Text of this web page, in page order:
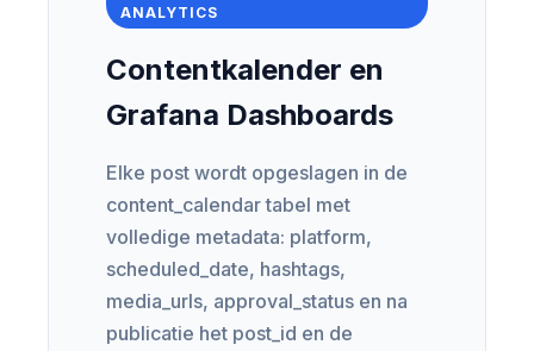
ANALYTICS
Contentkalender en
Grafana Dashboards
Elke post wordt opgeslagen in de
content_calendar tabel met
volledige metadata: platform,
scheduled_date, hashtags,
media_urls, approval_status en na
publicatie het post_id en de